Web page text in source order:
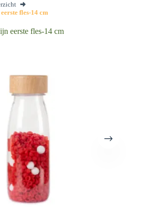
fles-14 cm
eerste fles-14 cm